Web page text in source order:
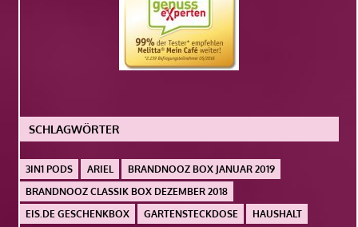
SCHLAGWÖRTER
3IN1 PODS ARIEL
BRANDNOOZ BOX JANUAR 2019
BRANDNOOZ CLASSIK BOX DEZEMBER 2018
EIS.DE GESCHENKBOX
GARTENSTECKDOSE HAUSHALT